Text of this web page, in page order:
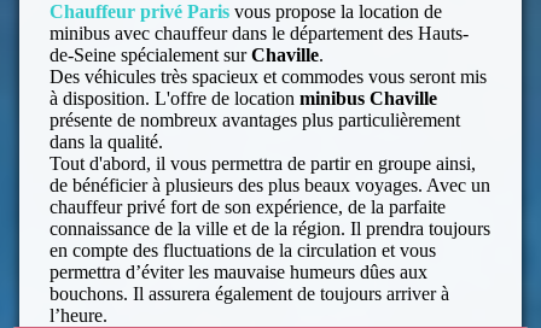
Chauffeur privé Paris vous propose la location de
minibus avec chauffeur dans le département des Hauts-
de-Seine spécialement surChaville.
Des véhicules très spacieux et commodes vous seront mis
à disposition. L'offre de locationminibus Chaville
présente de nombreux avantages plus particulièrement
dans la qualité.
Tout d'abord, il vous permettra de partir en groupe ainsi,
de bénéficier à plusieurs des plus beaux voyages. Avec un
chauffeur privé fort de son expérience, de la parfaite
connaissance de la ville et de la région. Il prendra toujours
en compte des fluctuations de la circulation et vous
permettra d’éviter les mauvaise humeurs dûes aux
bouchons. Il assurera également de toujours arriver à
l’heure.